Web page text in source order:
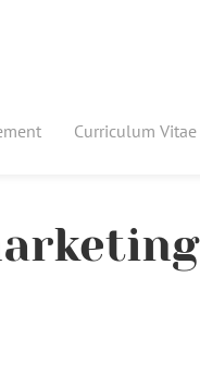
Curriculum Vitae